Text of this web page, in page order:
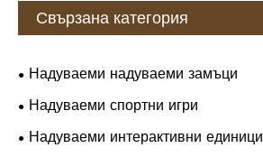
Свързана категория
Надуваеми надуваеми замъци
Надуваеми спортни игри
Надуваеми интерактивни единици